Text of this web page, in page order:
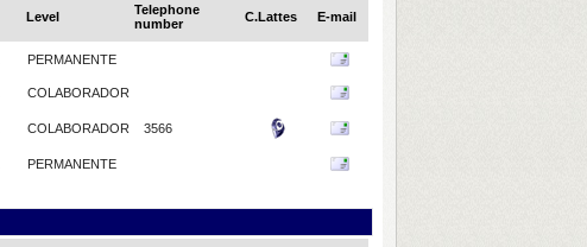
Level
Telephone
number
C.Lattes E-mail
PERMANENTE
COLABORADOR
COLABORADOR 3566
PERMANENTE